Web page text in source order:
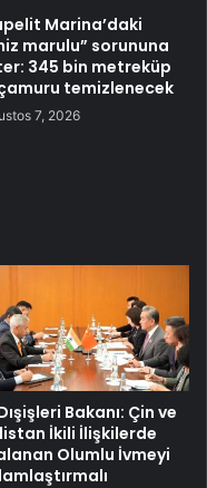
Marina’daki
marulu” sorununa
345 bin metreküp
temizlenecek
7, 2026
Bakanı: Çin ve
İkili İlişkilerde
Olumlu İvmeyi